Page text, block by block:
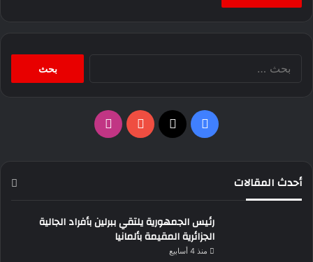
فيسبوك ‫YouTubeانستقرام
أحدث المقالات
رئيس الجمهورية يلتقي ببرلين بأفراد الجالية
الجزائرية المقيمة بألمانيا
منذ 4 أسابيع